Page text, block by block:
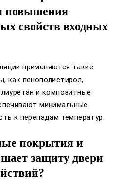
повышения
свойств входных
применяются такие
как пенополистирол,
и композитные
минимальные
к перепадам температур.
покрытия и
защиту двери